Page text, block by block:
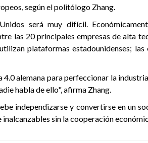
según el politólogo Zhang.
será muy difícil.
las 20 principales empresas de alta
plataformas estadounidenses;
4.0 alemana para perfeccionar la
habla de ello", afirma Zhang.
independizarse y convertirse en un
sin la cooperación